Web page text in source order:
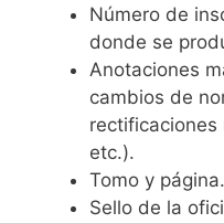
Número de
donde se
Anotaciones
cambios de
rectificaciones
etc.).
Tomo y página.
Sello de la